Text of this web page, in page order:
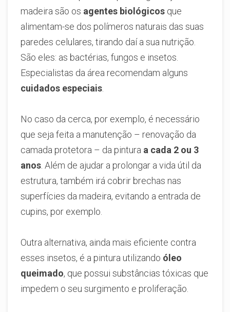
madeira são os agentes biológicos que
alimentam-se dos polímeros naturais das suas
paredes celulares, tirando daí a sua nutrição.
São eles: as bactérias, fungos e insetos.
Especialistas da área recomendam alguns
cuidados especiais
No caso da cerca, por exemplo, é necessário
que seja feita a manutenção – renovação da
camada protetora – da pintura a cada 2 ou 3
anos . Além de ajudar a prolongar a vida útil da
estrutura, também irá cobrir brechas nas
superfícies da madeira, evitando a entrada de
cupins, por exemplo.
Outra alternativa, ainda mais eficiente contra
esses insetos, é a pintura utilizando óleo
queimado, que possui substâncias tóxicas que
impedem o seu surgimento e proliferação.